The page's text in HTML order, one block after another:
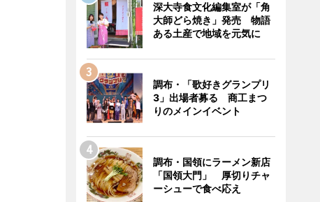
深大寺食文化編集室が「角
大師どら焼き」発売 物語
ある土産で地域を元気に
調布・「歌好きグランプリ
3」出場者募る 商工まつ
りのメインイベント
調布・国領にラーメン新店
「国領大門」 厚切りチャ
ーシューで食べ応え